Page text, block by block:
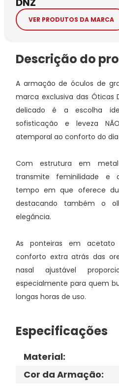
VER PRODUTOS DA MARCA
Descrição do
A armação de óculos de
marca exclusiva das Óticas
delicado é a escolha
sofisticação e leveza
atemporal ao conforto do dia
Com estrutura em
transmite feminilidade e
tempo em que oferece
destacando também o
elegância.
As ponteiras em acetato
conforto extra atrás das
nasal ajustável
especialmente para quem
longas horas de uso.
Especificações
Material:
Cor da Armação: